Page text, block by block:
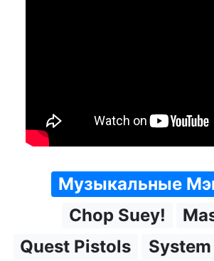
Музыкальные
Chop Suey!
Quest Pistols